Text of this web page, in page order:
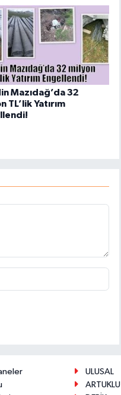
Mazıdağ’da 32
TL’lik Yatırım
ULUSAL
ARTUKLU